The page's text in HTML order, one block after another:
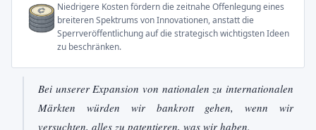
Niedrigere Kosten fördern die zeitnahe Offenlegung eines
breiteren Spektrums von Innovationen, anstatt die
Sperrveröffentlichung auf die strategisch wichtigsten Ideen
zu beschränken.
Bei unserer Expansion von nationalen zu internationalen
Märkten würden wir bankrott gehen, wenn wir
versuchten, alles zu patentieren, was wir haben.